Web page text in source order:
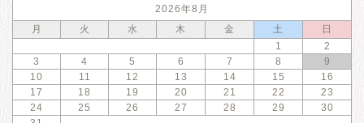
2026年8月
月
火 水 木 金 土
日
1
2
3
4 5 6 7 8
9
10
11 12 13 14 15
16
17
18 19 20 21 22
23
24
25 26 27 28 29
30
よくあるご質問